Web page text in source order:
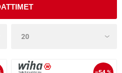
jälleenmyyjä Virossa.
teollisuuden ammattilaiset.
kuusiokoloavaimia,